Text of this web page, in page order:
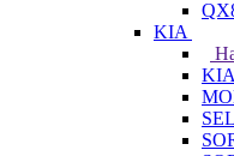
KIA
KIA